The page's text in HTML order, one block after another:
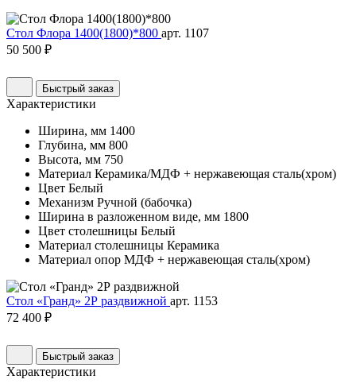
Стол Флора 1400(1800)*800 арт. 1107
50 500 ₽
Быстрый заказ
Характеристики
Ширина, мм 1400
Глубина, мм 800
Высота, мм 750
Материал Керамика/МДФ + нержавеющая сталь(хром)
Цвет Белый
Механизм Ручной (бабочка)
Ширина в разложенном виде, мм 1800
Цвет столешницы Белый
Материал столешницы Керамика
Материал опор МДФ + нержавеющая сталь(хром)
Стол «Гранд» 2Р раздвижной арт. 1153
72 400 ₽
Быстрый заказ
Характеристики